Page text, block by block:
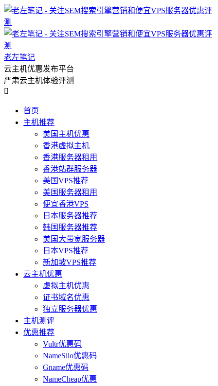
老左笔记
云主机优惠发布平台
严肃云主机体验评测

首页
主机推荐
美国主机优惠
香港虚拟主机
香港服务器租用
香港站群服务器
美国VPS推荐
美国服务器租用
便宜香港VPS
日本服务器推荐
韩国服务器推荐
美国大带宽服务器
日本VPS推荐
新加坡VPS推荐
云主机优惠
虚拟主机优惠
证书域名优惠
独立服务器优惠
主机测评
优惠推荐
Vultr优惠码
NameSilo优惠码
Gname优惠码
NameCheap优惠